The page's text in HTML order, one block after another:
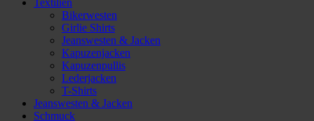
Textilien
Bikerwesten
Girlie Shirts
Jeanswesten & Jacken
Kapuzenjacken
Kapuzenpullis
Lederjacken
T-Shirts
Jeanswesten & Jacken
Schmuck